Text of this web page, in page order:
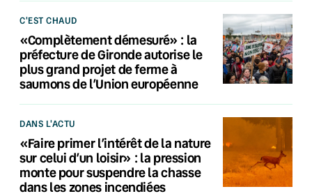
C'EST CHAUD
«Complètement démesuré» : la
préfecture de Gironde autorise le
plus grand projet de ferme à
saumons de l’Union européenne
DANS L'ACTU
«Faire primer l’intérêt de la nature
sur celui d’un loisir» : la pression
monte pour suspendre la chasse
dans les zones incendiées